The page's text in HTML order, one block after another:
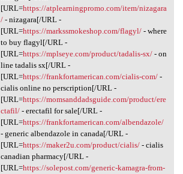
[URL=https://atplearningpromo.com/item/nizagara
/- nizagara[/URL -
[URL=https://markssmokeshop.com/flagyl/- where
to buy flagyl[/URL -
[URL=https://mplseye.com/product/tadalis-sx/- on
line tadalis sx[/URL -
[URL=https://frankfortamerican.com/cialis-com/-
cialis online no perscription[/URL -
[URL=https://momsanddadsguide.com/product/ere
ctafil/- erectafil for sale[/URL -
[URL=https://frankfortamerican.com/albendazole/
- generic albendazole in canada[/URL -
[URL=https://maker2u.com/product/cialis/- cialis
canadian pharmacy[/URL -
[URL=https://solepost.com/generic-kamagra-from-